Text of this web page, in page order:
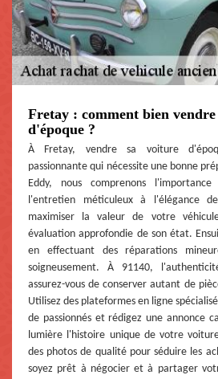
Fretay : comment bien
d'époque ?
À Fretay, vendre sa voiture
passionnante qui nécessite une bonne
Eddy, nous comprenons
l'entretien méticuleux à l'élégance
maximiser la valeur de votre
évaluation approfondie de son état.
en effectuant des réparations
soigneusement. À 91140,
assurez-vous de conserver autant de
Utilisez des plateformes en ligne
de passionnés et rédigez une annonce
lumière l'histoire unique de votre
des photos de qualité pour séduire les
soyez prêt à négocier et à partager